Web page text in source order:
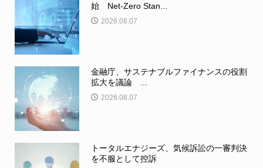
始 Net-Zero Stan...
2026.08.07
金融庁、サステナブルファイナンスの役割
拡大を議論 ...
2026.08.07
トータルエナジーズ、気候訴訟の一審判決
を不服として控訴